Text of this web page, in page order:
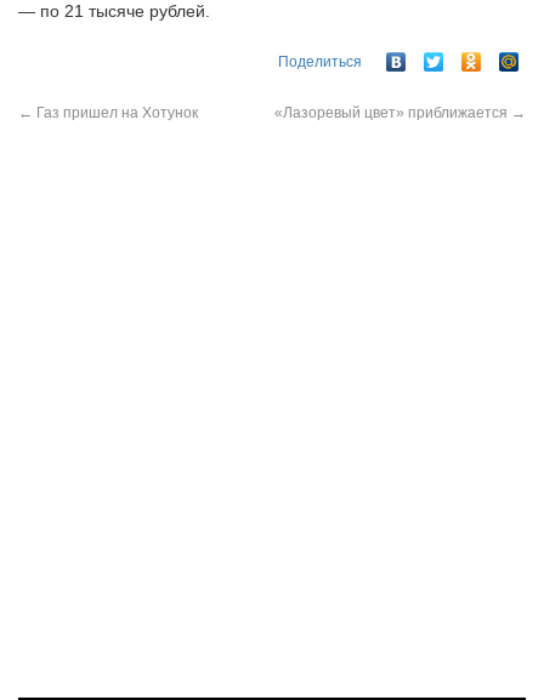
— по 21 тысяче рублей.
Поделиться
← Газ пришел на Хотунок «Лазоревый цвет» приближается →